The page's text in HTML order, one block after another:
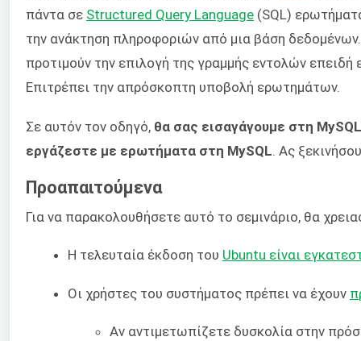
πάντα σε Structured Query Language (SQL)
την ανάκτηση πληροφοριών από μια βάση δεδομένων.
προτιμούν την επιλογή της γραμμής εντολών επειδή
Επιτρέπει την απρόσκοπτη υποβολή ερωτημάτων.
Σε αυτόν τον οδηγό, θα σας εισαγάγουμε στη
εργάζεστε με ερωτήματα στη MySQL . Ας
Προαπαιτούμενα
Για να παρακολουθήσετε αυτό το σεμινάριο, θα
Η τελευταία έκδοση του Ubuntu είναι
Οι χρήστες του συστήματος πρέπει να έχουν
Αν αντιμετωπίζετε δυσκολία στην